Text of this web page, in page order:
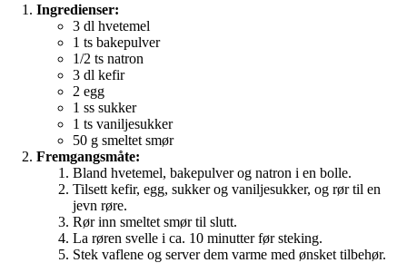
Ingredienser:
3 dl hvetemel
1 ts bakepulver
1/2 ts natron
3 dl kefir
2 egg
1 ss sukker
1 ts vaniljesukker
50 g smeltet smør
Fremgangsmåte:
Bland hvetemel, bakepulver og natron i en bolle.
Tilsett kefir, egg, sukker og vaniljesukker, og rør til en
jevn røre.
Rør inn smeltet smør til slutt.
La røren svelle i ca. 10 minutter før steking.
Stek vaflene og server dem varme med ønsket tilbehør.